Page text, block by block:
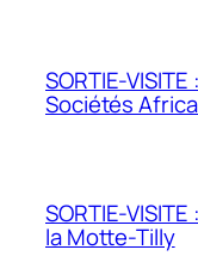
SORTIE-
Sociétés
SORTIE-
la Motte-Tilly